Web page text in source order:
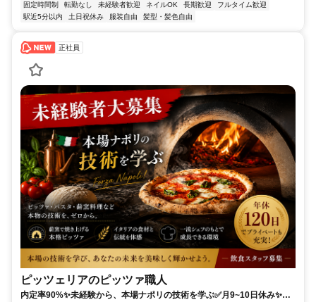
固定時間制 転勤なし 未経験者歓迎 ネイルOK 長期歓迎
フルタイム歓迎
駅近5分以内
土日祝休み 服装自由 髪型・髪色自由
正社員
ピッツェリアのピッツァ職人
内定率90%✨️未経験から、本場ナポリの技術を学ぶ✅️月9~10日休み✨️転